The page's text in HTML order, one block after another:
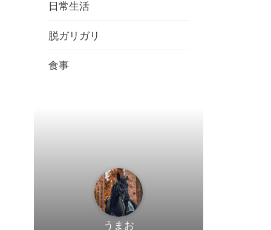
日常生活
脱ガリガリ
食事
うまお